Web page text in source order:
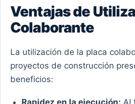
Ventajas de
Colaborante
La utilización de la placa
proyectos de construcción
beneficios: